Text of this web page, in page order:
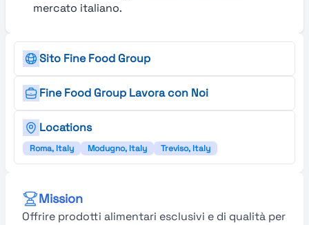
mercato italiano.
Sito Fine Food Group
Fine Food Group Lavora con Noi
Locations
Roma, Italy Modugno, Italy Treviso, Italy
Mission
Offrire prodotti alimentari esclusivi e di qualità per